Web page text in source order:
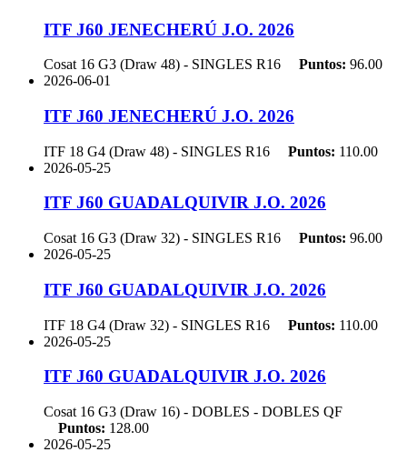
ITF J60 JENECHERÚ J.O. 2026
Cosat 16 G3 (Draw 48) - SINGLES R16 Puntos: 96.00
2026-06-01
ITF J60 JENECHERÚ J.O. 2026
ITF 18 G4 (Draw 48) - SINGLES R16 Puntos: 110.00
2026-05-25
ITF J60 GUADALQUIVIR J.O. 2026
Cosat 16 G3 (Draw 32) - SINGLES R16 Puntos: 96.00
2026-05-25
ITF J60 GUADALQUIVIR J.O. 2026
ITF 18 G4 (Draw 32) - SINGLES R16 Puntos: 110.00
2026-05-25
ITF J60 GUADALQUIVIR J.O. 2026
Cosat 16 G3 (Draw 16) - DOBLES - DOBLES QF
Puntos: 128.00
2026-05-25